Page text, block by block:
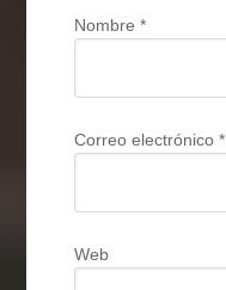
Nombre*
Correo electrónico*
Web